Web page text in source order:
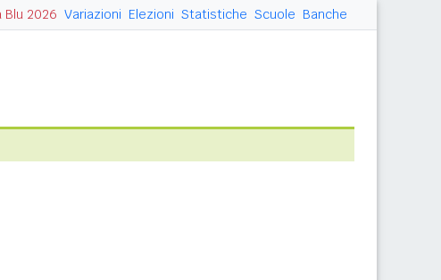
Blu 2026 Variazioni Elezioni Statistiche Scuole Banche